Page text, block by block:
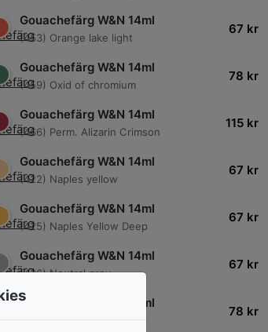
Gouachefärg W&N 14ml
(453) Orange lake light
67 kr
Gouachefärg W&N 14ml
(459) Oxid of chromium
78 kr
Gouachefärg W&N 14ml
(466) Perm. Alizarin Crimson
115 kr
Gouachefärg W&N 14ml
(422) Naples yellow
67 kr
Gouachefärg W&N 14ml
(425) Naples Yellow Deep
67 kr
Gouachefärg W&N 14ml
(436) Neutral grey
67 kr
Gouachefärg W&N 14ml
(447) Olive green
78 kr